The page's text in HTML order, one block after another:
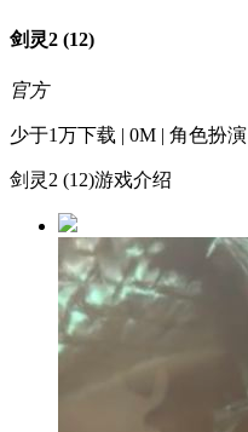
剑灵2 (12)
官方
少于1万下载 | 0M | 角色扮演
剑灵2 (12)游戏介绍